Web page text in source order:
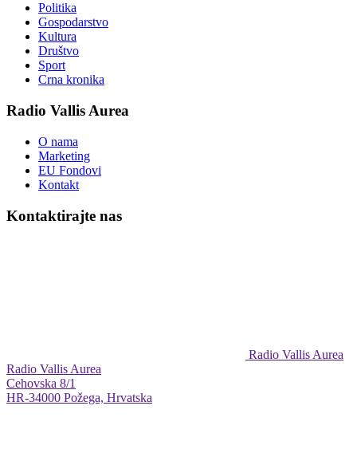
Politika
Gospodarstvo
Kultura
Društvo
Sport
Crna kronika
Radio Vallis Aurea
O nama
Marketing
EU Fondovi
Kontakt
Kontaktirajte nas
Radio Vallis Aurea
Radio Vallis Aurea
Cehovska 8/1
HR-34000 Požega, Hrvatska